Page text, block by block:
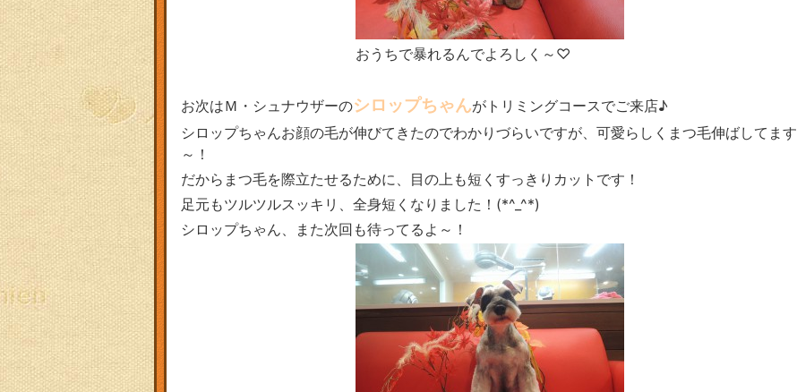
おうちで暴れるんでよろしく～♡
お次はＭ・シュナウザーのシロップちゃんがトリミングコースでご来店♪
シロップちゃんお顔の毛が伸びてきたのでわかりづらいですが、可愛らしくまつ毛伸ばしてます
～！
だからまつ毛を際立たせるために、目の上も短くすっきりカットです！
足元もツルツルスッキリ、全身短くなりました！(*^_^*)
シロップちゃん、また次回も待ってるよ～！